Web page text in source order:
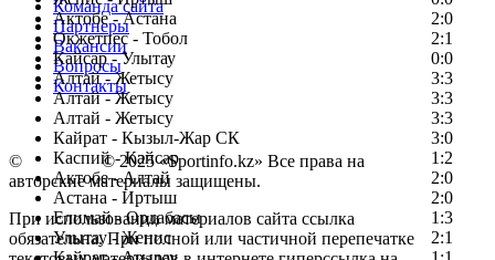
Актобе - Астана
2:0
Окжетпес - Тобол
2:1
Кайсар - Улытау
0:0
Алтай - Жетысу
3:3
Алтай - Жетысу
3:3
Алтай - Жетысу
3:3
Кайрат - Кызыл-Жар СК
3:0
Каспий - Кайсар
1:2
Актобе - Алтай
2:0
Астана - Иртыш
2:0
Елимай - Ордабасы
1:3
Улытау - Женис
2:1
Команда сайта
Партнеры
Вакансии
Вопросы
Контакты
© Copyright© 2025 «Sportinfo.kz» Все права на
авторские материалы защищены.
При использовании материалов сайта ссылка
обязательна. При полной или частичной перепечатке